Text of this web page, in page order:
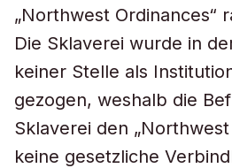
„Northwest Ordinances“
Die Sklaverei wurde in
keiner Stelle als
gezogen, weshalb die
Sklaverei den „Northwest
keine gesetzliche